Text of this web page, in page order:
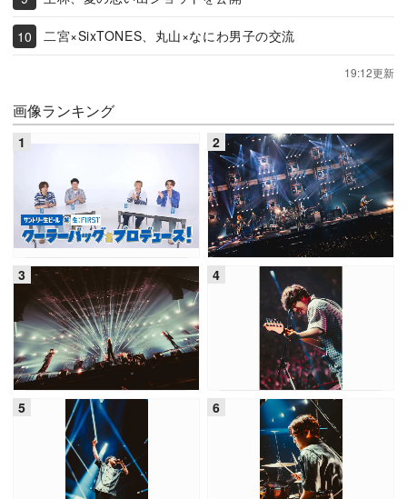
二宮×SixTONES、丸山×なにわ男子の交流
19:12更新
画像ランキング